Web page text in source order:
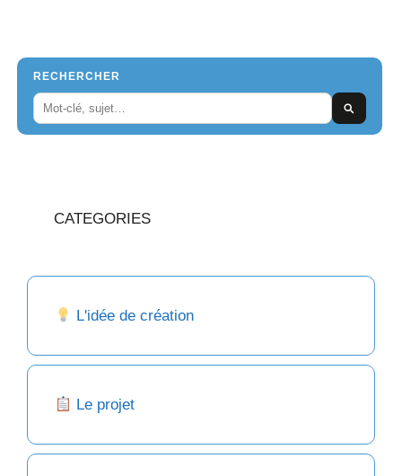
RECHERCHER
CATEGORIES
L'idée de création
Le projet